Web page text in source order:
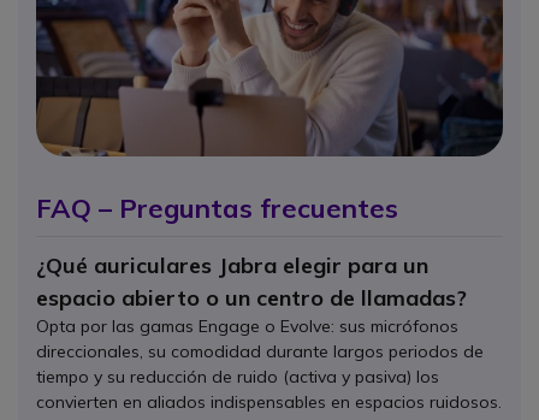
FAQ – Preguntas frecuentes
¿Qué auriculares Jabra elegir para un
espacio abierto o un centro de llamadas?
Opta por las gamas Engage o Evolve: sus micrófonos
direccionales, su comodidad durante largos periodos de
tiempo y su reducción de ruido (activa y pasiva) los
convierten en aliados indispensables en espacios ruidosos.